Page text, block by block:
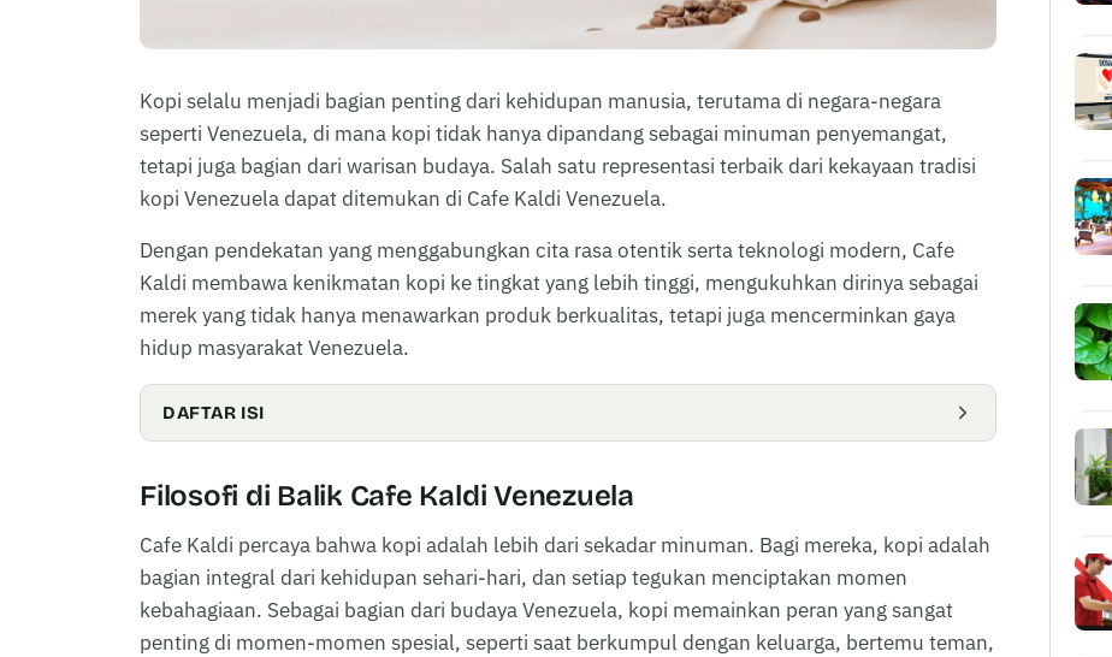
Kopi selalu menjadi bagian penting dari kehidupan manusia, terutama di negara-negara
seperti Venezuela, di mana kopi tidak hanya dipandang sebagai minuman penyemangat,
tetapi juga bagian dari warisan budaya. Salah satu representasi terbaik dari kekayaan tradisi
kopi Venezuela dapat ditemukan di Cafe Kaldi Venezuela.
Dengan pendekatan yang menggabungkan cita rasa otentik serta teknologi modern, Cafe
Kaldi membawa kenikmatan kopi ke tingkat yang lebih tinggi, mengukuhkan dirinya sebagai
merek yang tidak hanya menawarkan produk berkualitas, tetapi juga mencerminkan gaya
hidup masyarakat Venezuela.
DAFTAR ISI
Filosofi di Balik Cafe Kaldi Venezuela
Cafe Kaldi percaya bahwa kopi adalah lebih dari sekadar minuman. Bagi mereka, kopi adalah
bagian integral dari kehidupan sehari-hari, dan setiap tegukan menciptakan momen
kebahagiaan. Sebagai bagian dari budaya Venezuela, kopi memainkan peran yang sangat
penting di momen-momen spesial, seperti saat berkumpul dengan keluarga, bertemu teman,